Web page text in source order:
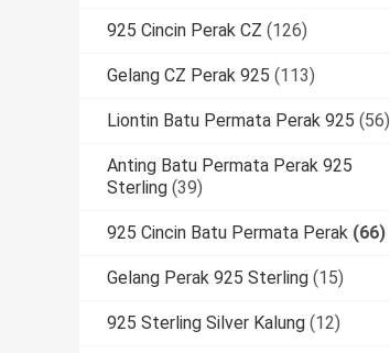
925 Cincin Perak CZ (126)
Gelang CZ Perak 925 (113)
Liontin Batu Permata Perak 925 (56)
Anting Batu Permata Perak 925
Sterling (39)
925 Cincin Batu Permata Perak (66)
Gelang Perak 925 Sterling (15)
925 Sterling Silver Kalung (12)